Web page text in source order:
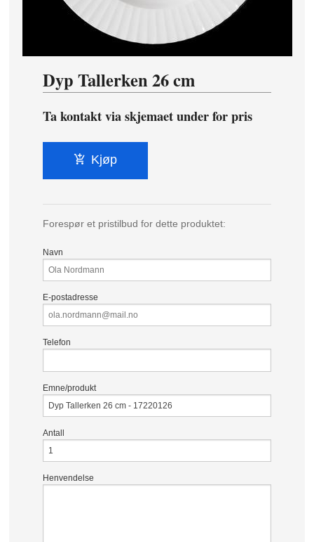
Dyp Tallerken 26 cm
Ta kontakt via skjemaet under for pris
Kjøp
Forespør et pristilbud for dette produktet:
Navn
E-postadresse
Telefon
Emne/produkt
Antall
Henvendelse